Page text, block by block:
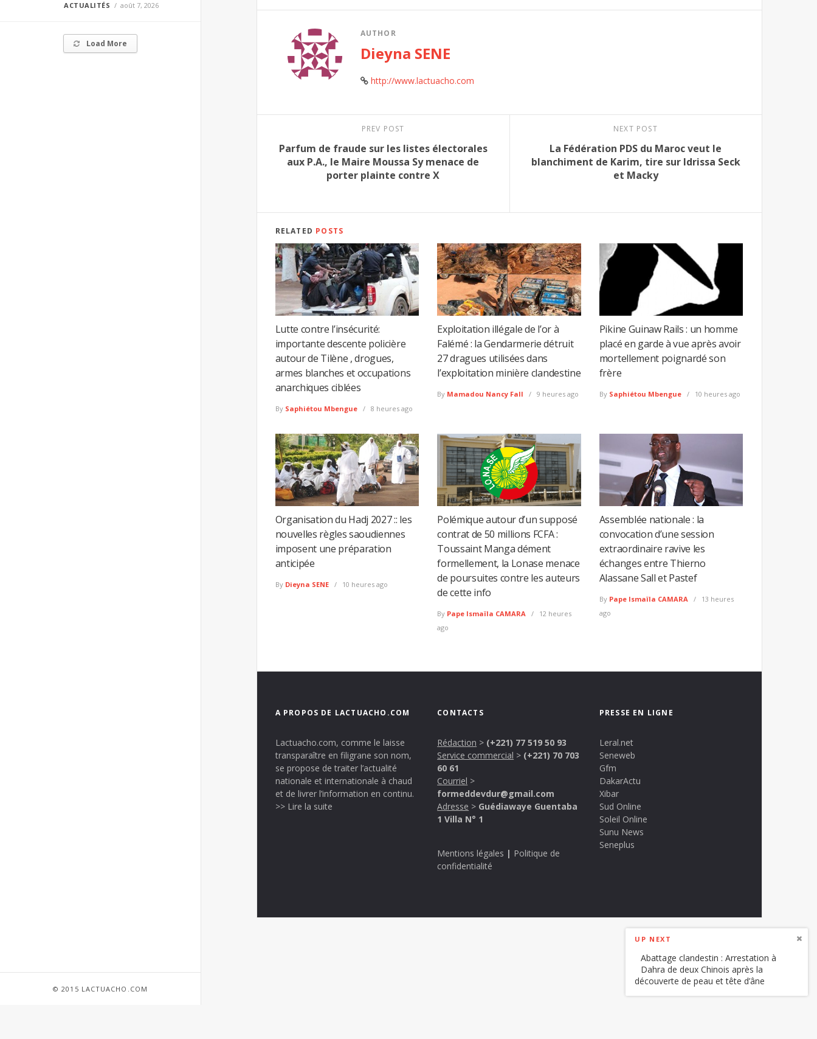
ACTUALITÉS août 7, 2026
Load More
© 2015 LACTUACHO.COM
AUTHOR
Dieyna SENE
http://www.lactuacho.com
UP NEXT
Abattage clandestin : Arrestation à
Dahra de deux Chinois après la
découverte de peau et tête d’âne
PREV POST
Parfum de fraude sur les listes électorales
aux P.A., le Maire Moussa Sy menace de
porter plainte contre X
NEXT POST
La Fédération PDS du Maroc veut le
blanchiment de Karim, tire sur Idrissa Seck
et Macky
RELATED POSTS
Lutte contre l’insécurité:
importante descente policière
autour de Tilène , drogues,
armes blanches et occupations
anarchiques ciblées
By Saphiétou Mbengue 8 heures ago
Exploitation illégale de l’or à
Falémé : la Gendarmerie détruit
27 dragues utilisées dans
l’exploitation minière clandestine
By Mamadou Nancy Fall 9 heures ago
Pikine Guinaw Rails : un homme
placé en garde à vue après avoir
mortellement poignardé son
frère
By Saphiétou Mbengue 10 heures ago
Organisation du Hadj 2027 :: les
nouvelles règles saoudiennes
imposent une préparation
anticipée
By Dieyna SENE 10 heures ago
Polémique autour d’un supposé
contrat de 50 millions FCFA :
Toussaint Manga dément
formellement, la Lonase menace
de poursuites contre les auteurs
de cette info
By Pape Ismaïla CAMARA
12 heures
ago
Assemblée nationale : la
convocation d’une session
extraordinaire ravive les
échanges entre Thierno
Alassane Sall et Pastef
By Pape Ismaïla CAMARA
13 heures
ago
A PROPOS DE LACTUACHO.COM
Lactuacho.com, comme le laisse
transparaître en filigrane son nom,
se propose de traiter l’actualité
nationale et internationale à chaud
et de livrer l’information en continu.
>> Lire la suite
CONTACTS
Rédaction > (+221) 77 519 50 93
Service commercial > (+221) 70 703
60 61
Courriel >
formeddevdur@gmail.com
Adresse > Guédiawaye Guentaba
1 Villa N° 1
Mentions légales | Politique de
confidentialité
PRESSE EN LIGNE
Leral.net
Seneweb
Gfm
DakarActu
Xibar
Sud Online
Soleil Online
Sunu News
Seneplus